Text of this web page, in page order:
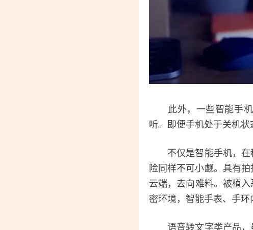
此外，一些智能手机
听。即便手机处于关机状
不仅是智能手机，在
险同样不可小觑。具有
云端，去向难料。被植
密环境，智能手表、手环
语音转文字类产品，虽